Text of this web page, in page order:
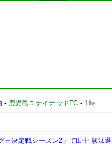
- 鹿児島ユナイテッドFC - 1時
決定戦シーズン2」で田中 駿汰